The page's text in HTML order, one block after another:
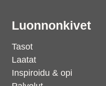
Luonnonkivet
Tasot
Laatat
Inspiroidu & opi